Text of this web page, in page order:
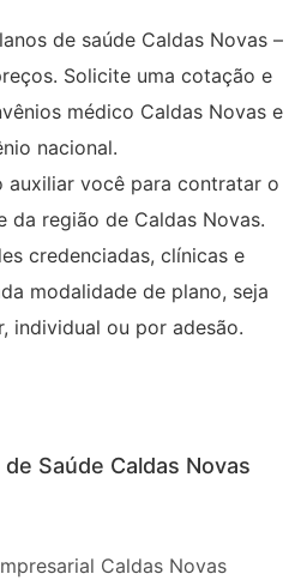
de saúde Caldas Novas –
Solicite uma cotação e
médico Caldas Novas e
nacional.
auxiliar você para contratar o
da região de Caldas Novas.
credenciadas, clínicas e
modalidade de plano, seja
individual ou por adesão.
Saúde Caldas Novas
Caldas Novas